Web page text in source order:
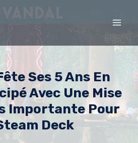
Ses 5 Ans En
Avec Une Mise
Importante Pour
Deck